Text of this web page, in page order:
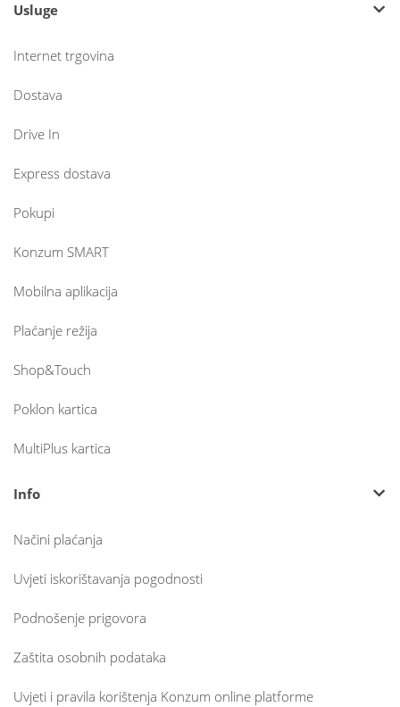
Usluge
Internet trgovina
Dostava
Drive In
Express dostava
Pokupi
Konzum SMART
Mobilna aplikacija
Plaćanje režija
Shop&Touch
Poklon kartica
MultiPlus kartica
Info
Načini plaćanja
Uvjeti iskorištavanja pogodnosti
Podnošenje prigovora
Zaštita osobnih podataka
Uvjeti i pravila korištenja Konzum online platforme